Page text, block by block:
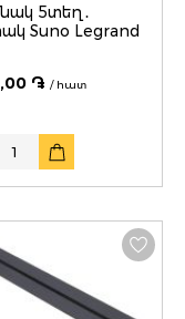
5տեղ․
սպիտակ Suno Legrand
֏ / հատ